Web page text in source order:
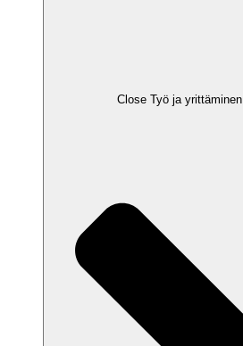
Close Työ ja yrittäminen